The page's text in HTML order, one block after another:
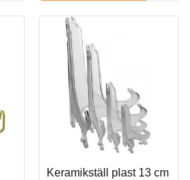
Keramikställ plast 13 cm